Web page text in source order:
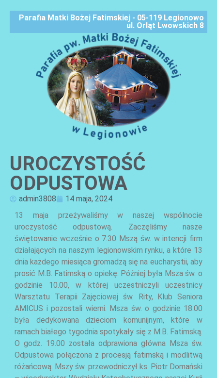
Parafia Matki Bożej Fatimskiej - 05-119 Legionowo
ul. Orląt Lwowskich 8
UROCZYSTOŚĆ
ODPUSTOWA
admin3808
14 maja, 2024
13 maja przeżywaliśmy w naszej wspólnocie
uroczystość odpustową. Zaczęliśmy nasze
świętowanie wcześnie o 7.30 Mszą św. w intencji firm
działających na naszym legionowskim rynku, a które 13
dnia każdego miesiąca gromadzą się na eucharystii, aby
prosić M.B. Fatimską o opiekę. Później była Msza św. o
godzinie 10.00, w której uczestniczyli uczestnicy
Warsztatu Terapii Zajęciowej św. Rity, Klub Seniora
AMICUS i pozostali wierni. Msza św. o godzinie 18.00
była dedykowana dzieciom komunijnym, które w
ramach białego tygodnia spotykały się z M.B. Fatimską.
O godz. 19.00 została odprawiona główna Msza św.
Odpustowa połączona z procesją fatimską i modlitwą
różańcową. Mszy św. przewodniczył ks. Piotr Domański
AKTUALNOŚCI